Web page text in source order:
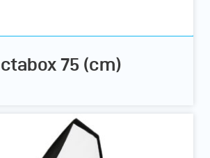
75 (cm)